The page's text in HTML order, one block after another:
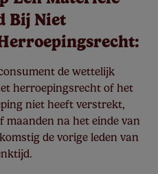
Bij Niet
de wettelijk
herroepingsrecht of het
niet heeft verstrekt,
na het einde van
de vorige leden van